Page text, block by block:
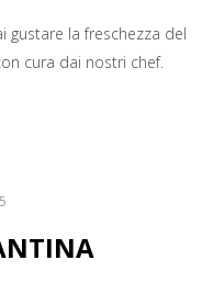
la freschezza del
cura dai nostri chef.